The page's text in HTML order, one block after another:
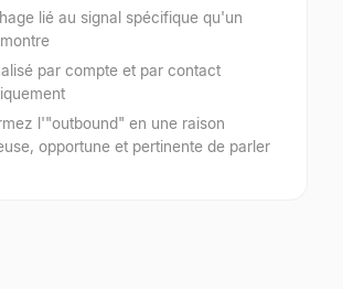
lié au signal spécifique qu'un
par compte et par contact
l'"outbound" en une raison
opportune et pertinente de parler